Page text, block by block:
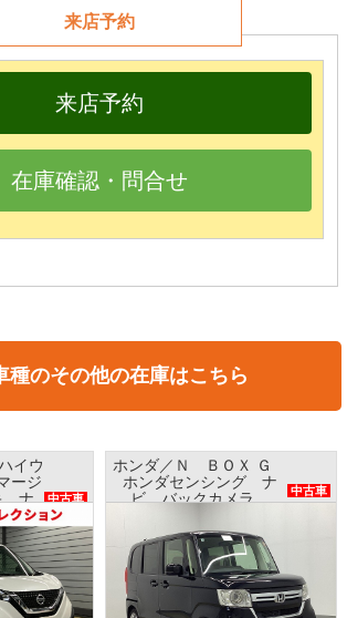
来店予約
来店予約
在庫確認・問合せ
種のその他の在庫はこちら
イウ
ージ
ナ
ーモ
ー
中古車
ホンダ／Ｎ ＢＯＸ Ｇ
ホンダセンシング ナ
ビ バックカメラ
中古車